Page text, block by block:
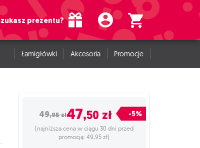
prezentu?
Łamigłówki Akcesoria Promocje
49,95zł47,50 zł -5%
(najniższa cena w ciągu 30 dni przed
promocją: 49,95 zł)